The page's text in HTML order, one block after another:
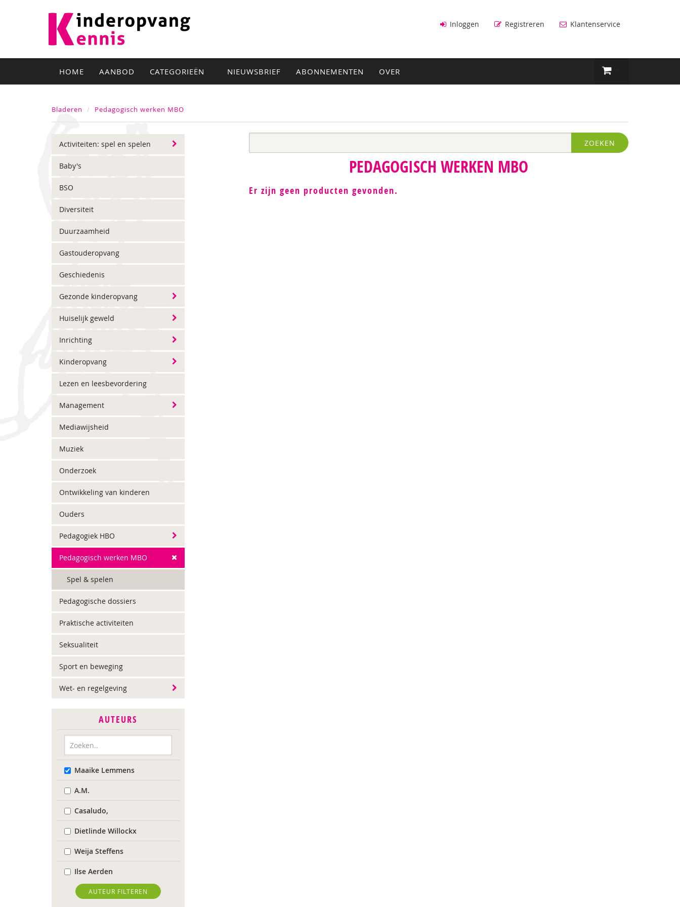
Inloggen Registreren Klantenservice
HOME AANBOD CATEGORIEËN NIEUWSBRIEF ABONNEMENTEN OVER
Bladeren Pedagogisch werken MBO
Activiteiten: spel en spelen
Baby's
BSO
Diversiteit
Duurzaamheid
Gastouderopvang
Geschiedenis
Gezonde kinderopvang
Huiselijk geweld
Inrichting
Kinderopvang
Lezen en leesbevordering
Management
Mediawijsheid
Muziek
Onderzoek
Ontwikkeling van kinderen
Ouders
Pedagogiek HBO
Pedagogisch werken MBO
Spel & spelen
Pedagogische dossiers
Praktische activiteiten
Seksualiteit
Sport en beweging
Wet- en regelgeving
AUTEURS
Maaike Lemmens
A.M.
Casaludo,
Dietlinde Willockx
Weija Steffens
Ilse Aerden
Pauline van Aken
AUTEUR FILTEREN
ZOEKEN
PEDAGOGISCH WERKEN MBO
Er zijn geen producten gevonden.